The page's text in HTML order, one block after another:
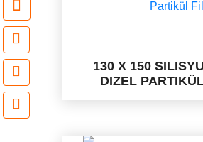
130 X 150
DIZEL